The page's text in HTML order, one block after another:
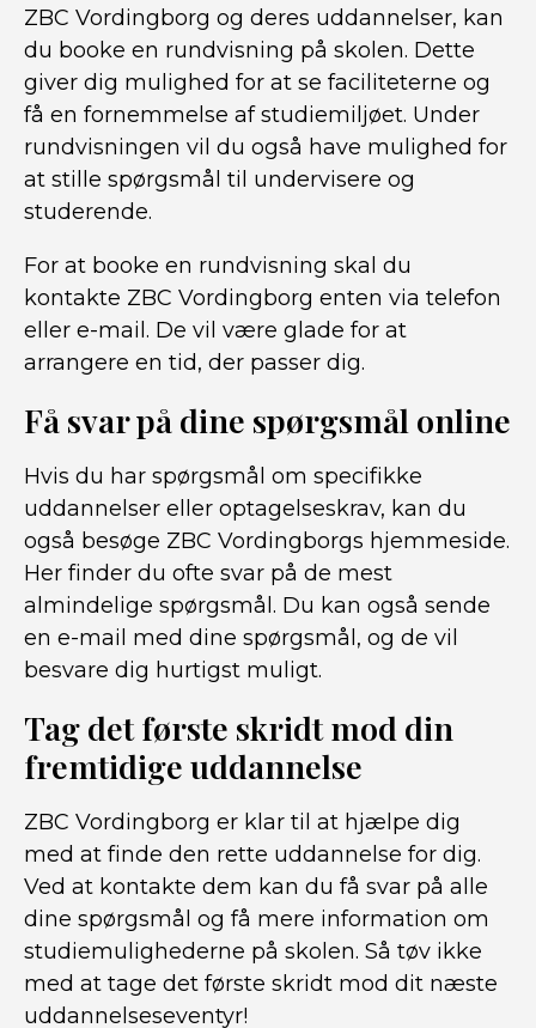
ZBC Vordingborg og deres uddannelser, kan
du booke en rundvisning på skolen. Dette
giver dig mulighed for at se faciliteterne og
få en fornemmelse af studiemiljøet. Under
rundvisningen vil du også have mulighed for
at stille spørgsmål til undervisere og
studerende.
For at booke en rundvisning skal du
kontakte ZBC Vordingborg enten via telefon
eller e-mail. De vil være glade for at
arrangere en tid, der passer dig.
Få svar på dine spørgsmål online
Hvis du har spørgsmål om specifikke
uddannelser eller optagelseskrav, kan du
også besøge ZBC Vordingborgs hjemmeside.
Her finder du ofte svar på de mest
almindelige spørgsmål. Du kan også sende
en e-mail med dine spørgsmål, og de vil
besvare dig hurtigst muligt.
Tag det første skridt mod din
fremtidige uddannelse
ZBC Vordingborg er klar til at hjælpe dig
med at finde den rette uddannelse for dig.
Ved at kontakte dem kan du få svar på alle
dine spørgsmål og få mere information om
studiemulighederne på skolen. Så tøv ikke
med at tage det første skridt mod dit næste
uddannelseseventyr!